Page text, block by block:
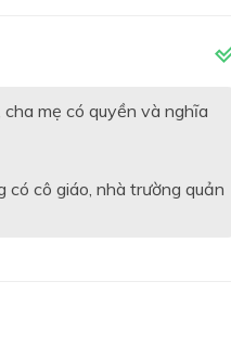
mẹ có quyền và nghĩa
có cô giáo, nhà trường quản